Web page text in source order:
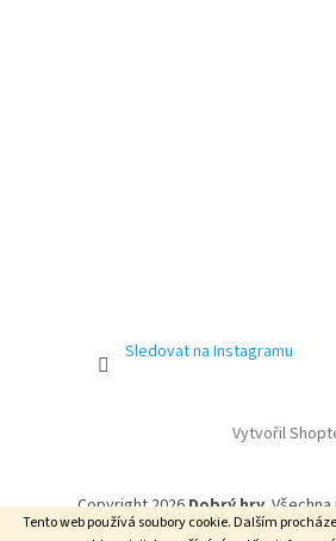
Tento web používá soubory cookie. Dalším
Sledovat na Instagramu
Vytvořil
Copyright 2026Dobrý hry.